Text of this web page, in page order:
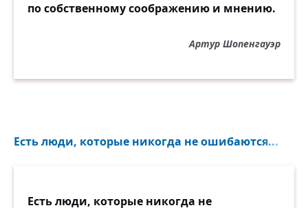
по собственному соображению и мнению.
Артур Шопенгауэр
Есть люди, которые никогда не ошибаются...
Есть люди, которые никогда не